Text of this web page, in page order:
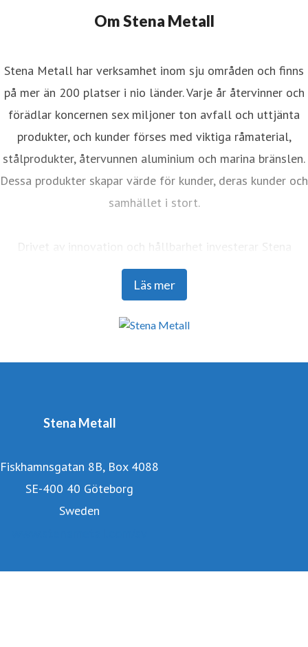
Om Stena Metall
Läs mer
Stena Metall har verksamhet inom sju områden och finns
på mer än 200 platser i nio länder. Varje år återvinner och
förädlar koncernen sex miljoner ton avfall och uttjänta
produkter, och kunder förses med viktiga råmaterial,
stålprodukter, återvunnen aluminium och marina bränslen.
Dessa produkter skapar värde för kunder, deras kunder och
samhället i stort.
Drivet av innovation och hållbarhet investerar Stena
Metall i forskning och utveckling för att möta framtidens
utmaningar med framåtblickande lösningar. Med ett team
nära med partners för att aktivt bidra till utvecklingen av
Stena Metall
Fiskhamnsgatan 8B, Box 4088
SE-400 40 Göteborg
Sweden